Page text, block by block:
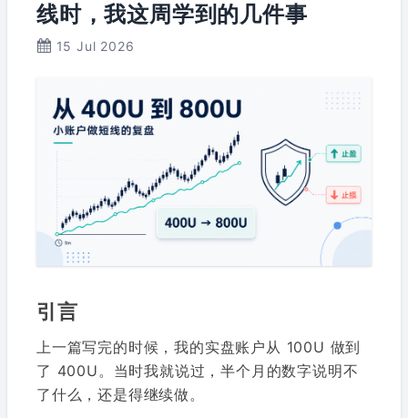
线时，我这周学到的几件事
15 Jul 2026
引言
上一篇写完的时候，我的实盘账户从 100U 做到
了 400U。当时我就说过，半个月的数字说明不
了什么，还是得继续做。